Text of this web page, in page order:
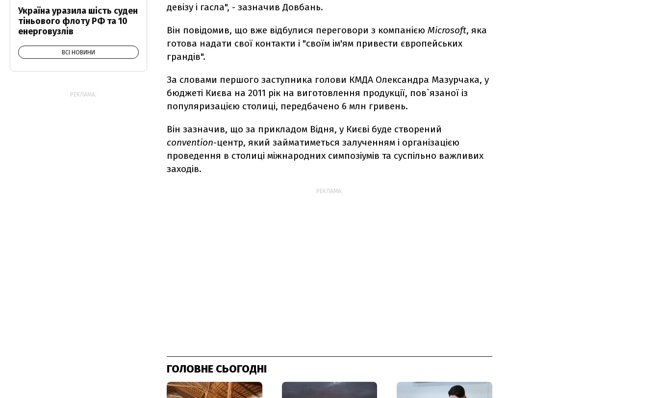
девізу і гасла", - зазначив Довбань.
Він повідомив, що вже відбулися переговори з компанією Microsoft, яка
готова надати свої контакти і "своїм ім'ям привести європейських
грандів".
За словами першого заступника голови КМДА Олександра Мазурчака, у
бюджеті Києва на 2011 рік на виготовлення продукції, пов`язаної із
популяризацією столиці, передбачено 6 млн гривень.
Він зазначив, що за прикладом Відня, у Києві буде створений
convention-центр, який займатиметься залученням і організацією
проведення в столиці міжнародних симпозіумів та суспільно важливих
заходів.
РЕКЛАМА:
ГОЛОВНЕ СЬОГОДНІ
Україна уразила шість суден
тіньового флоту РФ та 10
енерговузлів
ВСІ НОВИНИ
РЕКЛАМА: